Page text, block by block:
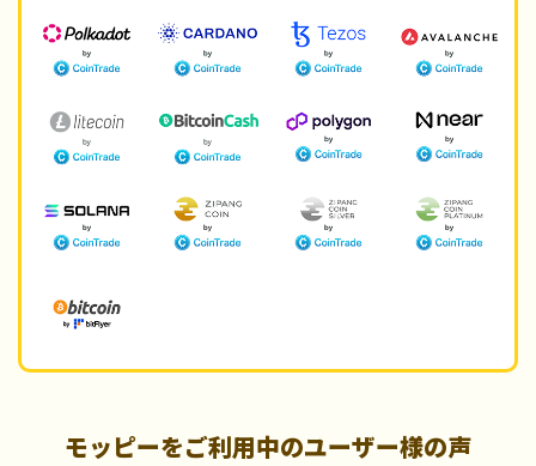
モッピーをご利用中のユーザー様の声